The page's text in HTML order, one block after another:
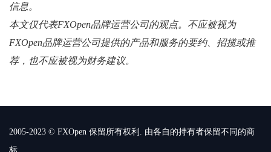
信息。
本文仅代表FXOpen品牌运营公司的观点。不应被视为
FXOpen品牌运营公司提供的产品和服务的要约、招揽或推
荐，也不应被视为财务建议。
2005-2023 © FXOpen 保留所有权利. 由各自的持有者保留不同的商
标.